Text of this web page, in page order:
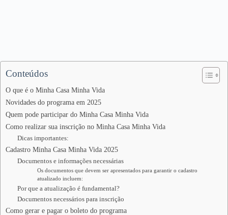
Conteúdos
O que é o Minha Casa Minha Vida
Novidades do programa em 2025
Quem pode participar do Minha Casa Minha Vida
Como realizar sua inscrição no Minha Casa Minha Vida
Dicas importantes:
Cadastro Minha Casa Minha Vida 2025
Documentos e informações necessárias
Os documentos que devem ser apresentados para garantir o cadastro
atualizado incluem:
Por que a atualização é fundamental?
Documentos necessários para inscrição
Como gerar e pagar o boleto do programa